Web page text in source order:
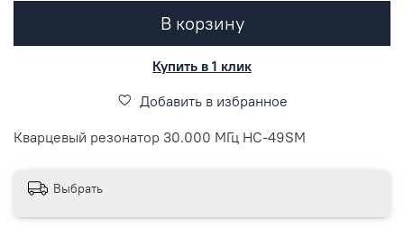
В корзину
Купить в 1 клик
Добавить в избранное
Кварцевый резонатор 30.000 МГц HC-49SM
Выбрать